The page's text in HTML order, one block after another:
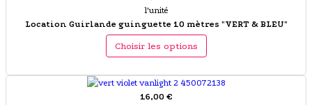
l'unité
Location Guirlande guinguette 10 mètres "VERT & BLEU"
Choisir les options
16,00 €